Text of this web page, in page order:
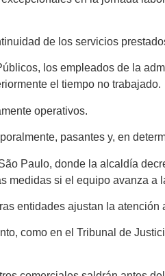
de los servicios
los empleados de la
el tiempo no trabajado.
operativos.
pasantes y, en
Paulo, donde la alcaldía
si el equipo avanza a
entidades ajustan la
como en el Tribunal de